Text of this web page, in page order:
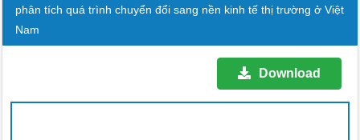
phân tích quá trình chuyển đổi sang nền kinh tế thị trường ở Việt
Nam
Download